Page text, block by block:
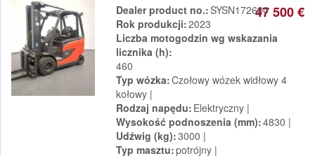
47 500 €
Dealer product no. SYSN172600
Rok produkcji 2023
Liczba motogodzin wg wskazania
licznika (h)
460
Typ wózka Czołowy wózek widłowy 4
kołowy
Rodzaj napędu Elektryczny
Wysokość podnoszenia (mm) 4830
Udźwig (kg) 3000
Typ masztu potrójny